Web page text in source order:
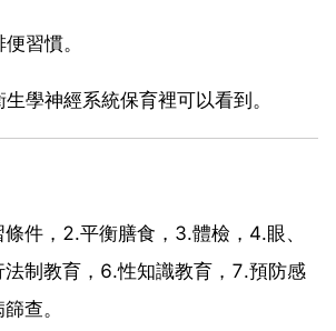
習慣。
學神經系統保育裡可以看到。
件，2.平衡膳食，3.體檢，4.眼、
制教育，6.性知識教育，7.預防感
查。